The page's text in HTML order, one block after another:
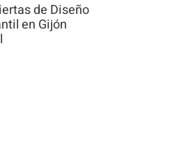
de Diseño
en Gijón